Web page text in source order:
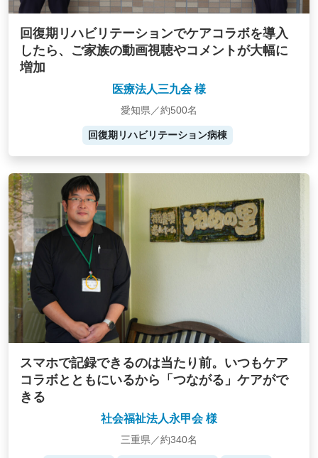
回復期リハビリテーションでケアコラボを導入
したら、ご家族の動画視聴やコメントが大幅に
増加
医療法人三九会 様
愛知県／約500名
回復期リハビリテーション病棟
スマホで記録できるのは当たり前。いつもケア
コラボとともにいるから「つながる」ケアがで
きる
社会福祉法人永甲会 様
三重県／約340名